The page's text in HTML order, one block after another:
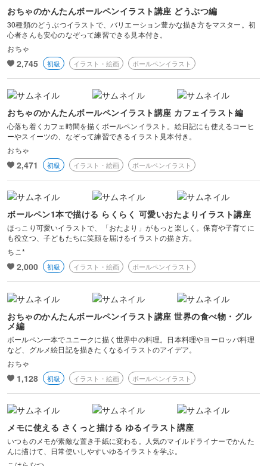
おちゃのかんたんボールペンイラスト講座 どうぶつ編
30種類のどうぶつイラストで、バリエーション豊かな描き方をマスター。初
心者さんも安心のなぞって練習できる見本付き。
おちゃ
2,745 初級 イラスト・絵画 ボールペンイラスト
おちゃのかんたんボールペンイラスト講座 カフェイラスト編
心落ち着くカフェ時間を描くボールペンイラスト。絵日記にも使えるコーヒ
ーやスイーツの、なぞって練習できるイラスト見本付き。
おちゃ
2,471 初級 イラスト・絵画 ボールペンイラスト
ボールペン1本で描ける らくらく 可愛いおたよりイラスト講座
ほっこり可愛いイラストで、「おたより」がもっと楽しく。保育や子育てに
も役立つ、子どもたちに笑顔を届けるイラストの描き方。
ちこ*
2,000 初級 イラスト・絵画 ボールペンイラスト
おちゃのかんたんボールペンイラスト講座 世界の食べ物・グル
メ編
ボールペン一本でユニークに描く世界中の料理。日本料理やヨーロッパ料理
など、グルメ絵日記を描きたくなるイラストのアイデア。
おちゃ
1,128 初級 イラスト・絵画 ボールペンイラスト
メモに使える さくっと描ける ゆるイラスト講座
いつものメモが素敵な置き手紙に変わる。人気のマイルドライナーでかんた
んに描けて、日常使いしやすいゆるイラストを学ぶ。